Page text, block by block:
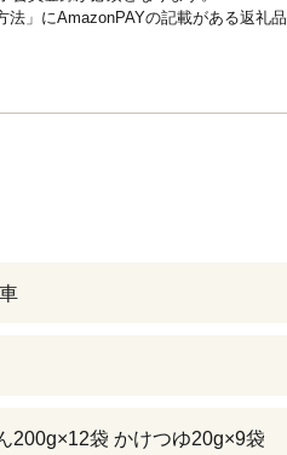
」にAmazonPAYの記載がある返礼品
200g×12袋 かけつゆ20g×9袋